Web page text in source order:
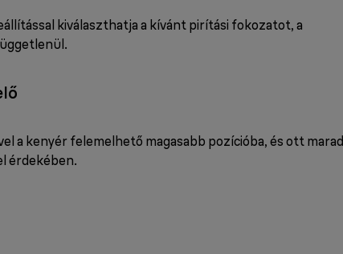
kiválaszthatja a kívánt pirítási fokozatot, a
a kenyér felemelhető magasabb pozícióba, és ott marad
érdekében.